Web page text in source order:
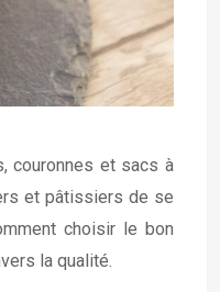
couronnes et sacs à
et pâtissiers de se
choisir le bon
la qualité.